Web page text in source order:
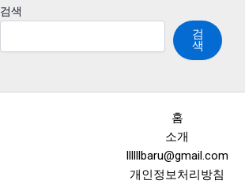
검색
검
색
홈
소개
llllllbaru@gmail.com
개인정보처리방침